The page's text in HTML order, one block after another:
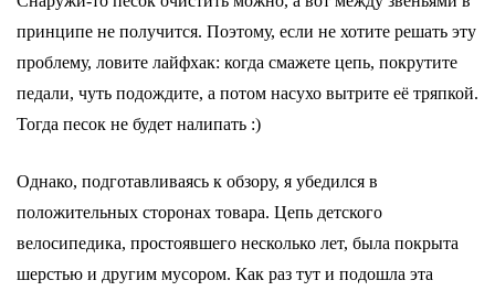
принципе не получится. Поэтому, если не хотите решать эту
проблему, ловите лайфхак: когда смажете цепь, покрутите
педали, чуть подождите, а потом насухо вытрите её тряпкой.
Тогда песок не будет налипать :)
Однако, подготавливаясь к обзору, я убедился в
положительных сторонах товара. Цепь детского
велосипедика, простоявшего несколько лет, была покрыта
шерстью и другим мусором. Как раз тут и подошла эта